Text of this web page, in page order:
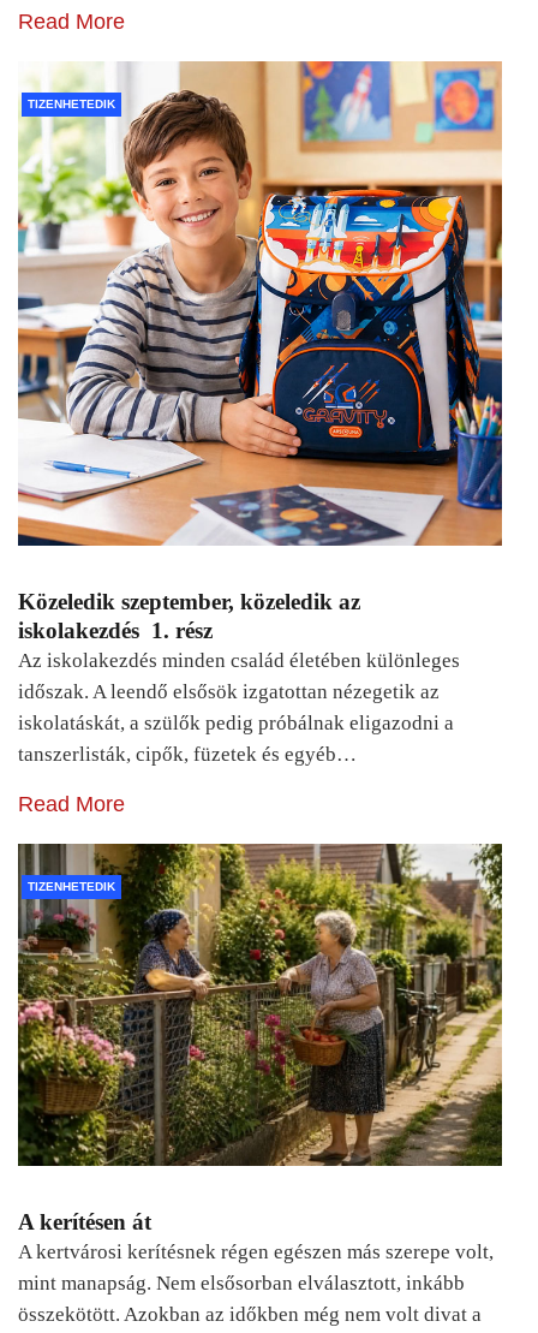
Read More
TIZENHETEDIK
Közeledik szeptember, közeledik az
iskolakezdés 1. rész
Az iskolakezdés minden család életében különleges
időszak. A leendő elsősök izgatottan nézegetik az
iskolatáskát, a szülők pedig próbálnak eligazodni a
tanszerlisták, cipők, füzetek és egyéb…
Read More
TIZENHETEDIK
A kerítésen át
A kertvárosi kerítésnek régen egészen más szerepe volt,
mint manapság. Nem elsősorban elválasztott, inkább
összekötött. Azokban az időkben még nem volt divat a